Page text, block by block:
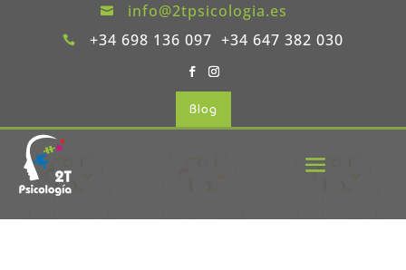
 info@2tpsicologia.es
 +34 698 136 097 +34 647 382 030
Blog